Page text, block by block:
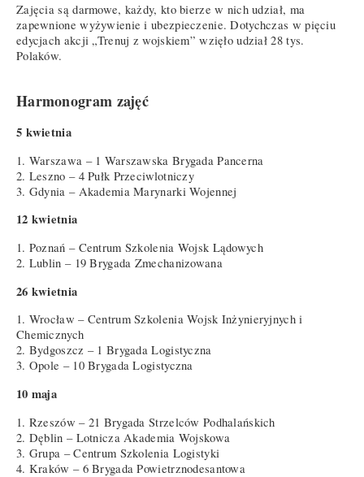
Zajęcia są darmowe, każdy, kto bierze w nich udział, ma
zapewnione wyżywienie i ubezpieczenie. Dotychczas w pięciu
edycjach akcji „Trenuj z wojskiem” wzięło udział 28 tys.
Polaków.
Harmonogram zajęć
5 kwietnia
1. Warszawa – 1 Warszawska Brygada Pancerna
2. Leszno – 4 Pułk Przeciwlotniczy
3. Gdynia – Akademia Marynarki Wojennej
12 kwietnia
1. Poznań – Centrum Szkolenia Wojsk Lądowych
2. Lublin – 19 Brygada Zmechanizowana
26 kwietnia
1. Wrocław – Centrum Szkolenia Wojsk Inżynieryjnych i
Chemicznych
2. Bydgoszcz – 1 Brygada Logistyczna
3. Opole – 10 Brygada Logistyczna
10 maja
1. Rzeszów – 21 Brygada Strzelców Podhalańskich
2. Dęblin – Lotnicza Akademia Wojskowa
3. Grupa – Centrum Szkolenia Logistyki
4. Kraków – 6 Brygada Powietrznodesantowa